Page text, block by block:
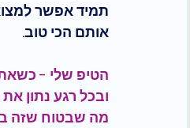
תמיד אפשר
אותם הכי טוב.
הטיפ שלי - כשאת
ובכל רגע נתון
מה שבטוח שזה